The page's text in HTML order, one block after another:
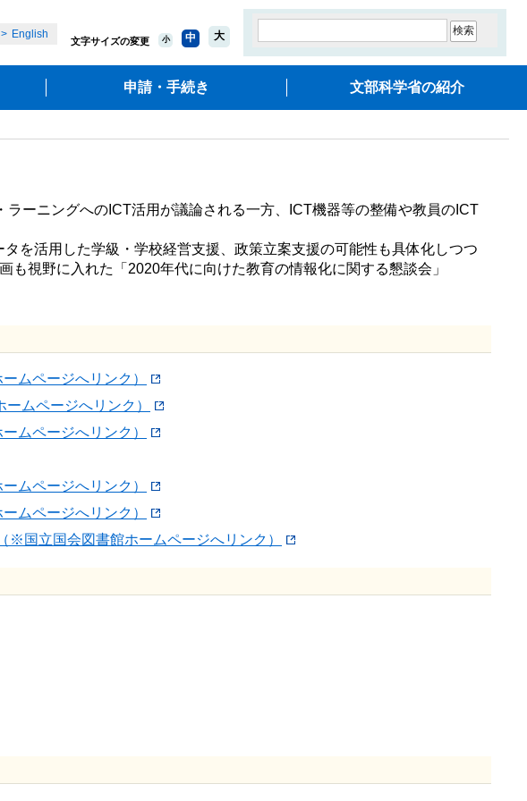
English
文字サイズの変更 小 中 大
申請・手続き 文部科学省の紹介
ーニングへのICT活用が議論される一方、ICT機器等の整備や教員のICT
を活用した学級・学校経営支援、政策立案支援の可能性も具体化しつつ
視野に入れた「2020年代に向けた教育の情報化に関する懇談会」
ムページへリンク）
ムページへリンク）
ムページへリンク）
ムページへリンク）
ムページへリンク）
※国立国会図書館ホームページへリンク）